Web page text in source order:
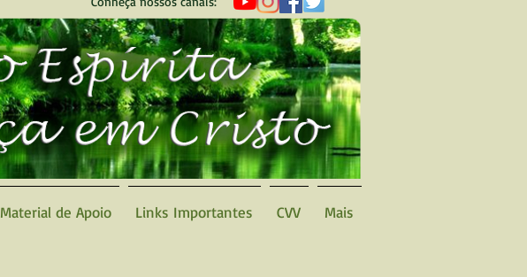
Material de Apoio Links Importantes CVV Mais